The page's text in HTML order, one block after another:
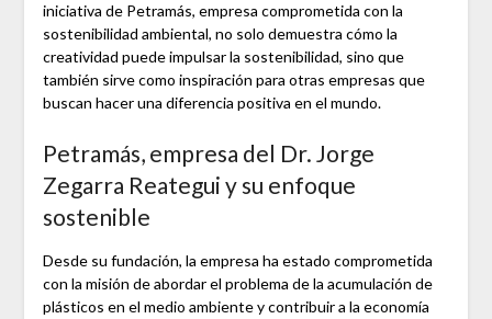
iniciativa de Petramás, empresa comprometida con la
sostenibilidad ambiental, no solo demuestra cómo la
creatividad puede impulsar la sostenibilidad, sino que
también sirve como inspiración para otras empresas que
buscan hacer una diferencia positiva en el mundo.
Petramás, empresa del Dr. Jorge
Zegarra Reategui y su enfoque
sostenible
Desde su fundación, la empresa ha estado comprometida
con la misión de abordar el problema de la acumulación de
plásticos en el medio ambiente y contribuir a la economía